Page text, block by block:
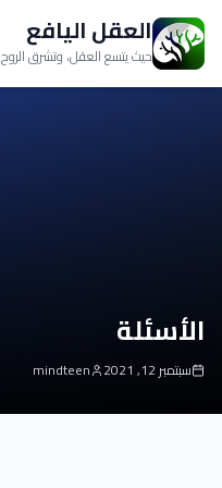
العقل اليافع
حيث يتسع العقل، وتشرق الروح
الأسئلة
سبتمبر 12, 2021 mindteen